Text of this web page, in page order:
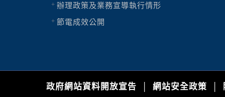
辦理政策及業務宣導執行情形
節電成效公開
政府網站資料開放宣告 網站安全政策